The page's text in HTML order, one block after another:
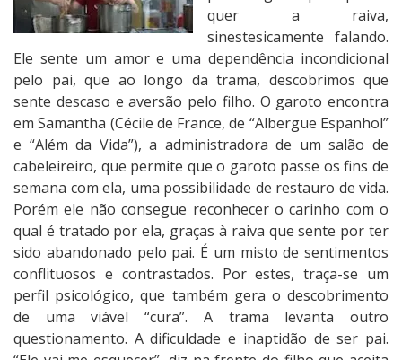
quer a raiva,
sinestesicamente falando.
Ele sente um amor e uma dependência incondicional
pelo pai, que ao longo da trama, descobrimos que
sente descaso e aversão pelo filho. O garoto encontra
em Samantha (Cécile de France, de “Albergue Espanhol”
e “Além da Vida”), a administradora de um salão de
cabeleireiro, que permite que o garoto passe os fins de
semana com ela, uma possibilidade de restauro de vida.
Porém ele não consegue reconhecer o carinho com o
qual é tratado por ela, graças à raiva que sente por ter
sido abandonado pelo pai. É um misto de sentimentos
conflituosos e contrastados. Por estes, traça-se um
perfil psicológico, que também gera o descobrimento
de uma viável “cura”. A trama levanta outro
questionamento. A dificuldade e inaptidão de ser pai.